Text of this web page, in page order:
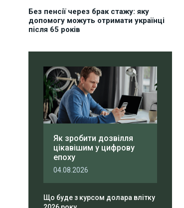
Без пенсії через брак стажу: яку
допомогу можуть отримати українці
після 65 років
Як зробити дозвілля
цікавішим у цифрову
епоху
04.08.2026
Що буде з курсом долара влітку